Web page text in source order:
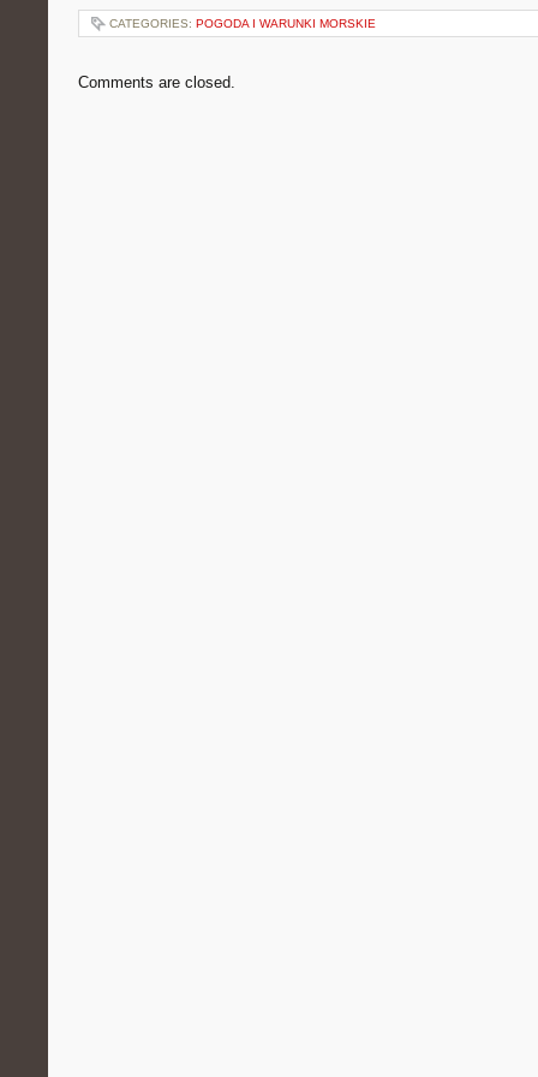
CATEGORIES: POGODA I WARUNKI MORSKIE
Comments are closed.